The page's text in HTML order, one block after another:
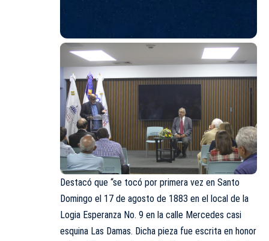
Destacó que “se tocó por primera vez en Santo
Domingo el 17 de agosto de 1883 en el local de la
Logia Esperanza No. 9 en la calle Mercedes casi
esquina Las Damas. Dicha pieza fue escrita en honor